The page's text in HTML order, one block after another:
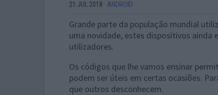
21 JUL 2018 · ANDROID
Grande parte da população mundial
uma novidade, estes dispositivos ainda
utilizadores.
Os códigos que lhe vamos ensinar
podem ser úteis em certas ocasiões.
que outros desconhecem.